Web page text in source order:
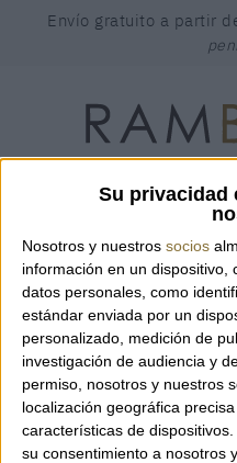
Su privacidad
Nosotros y nuestros socios
información en un dispositivo,
datos personales, como
estándar enviada por un
personalizado, medición de
investigación de audiencia y
permiso, nosotros y nuestros
localización geográfica
características de
su consentimiento a nosotros
Envío gratuito a partir
Encuentra el
MI
RAMBLA 29 BOLSOS